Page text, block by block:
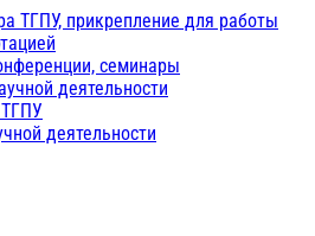
ТГПУ, прикрепление для работы
семинары
деятельности
деятельности